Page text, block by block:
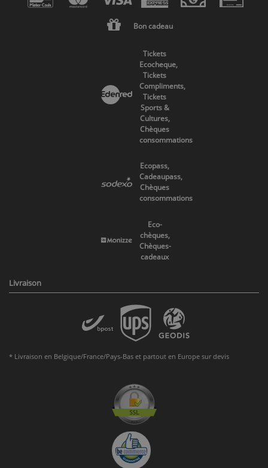
Bon cadeau
Tickets
Ecocheque,
Tickets
Compliments,
Tickets
Sports &
Cultures,
Chèques
consommations
Ecopass,
Cadeaupass,
Chèques
consommations
Eco-
chèques,
Chèques-
cadeaux
Livraison
* Livraison en Belgique/France/Pays-Bas et partout en Europe sur devis